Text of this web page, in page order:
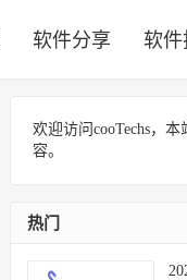
软件分享 软件
欢迎访问cooTechs，
容。
热门